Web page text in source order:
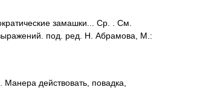
замашки... Ср. . См.
под. ред. Н. Абрамова, М.:
действовать, повадка,